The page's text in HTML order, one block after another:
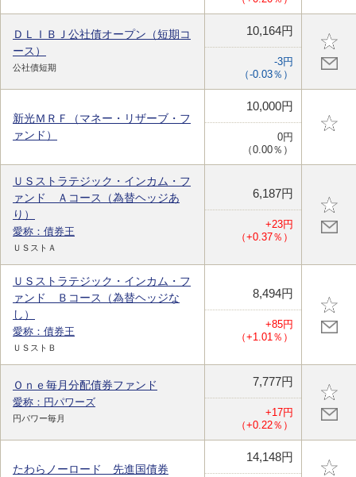
ＤＬＩＢＪ公社債オープン（短期コ
ース）
公社債短期
10,164円
-3円
（-0.03％）
新光ＭＲＦ（マネー・リザーブ・フ
ァンド）
10,000円
0円
（0.00％）
ＵＳストラテジック・インカム・フ
ァンド Ａコース（為替ヘッジあ
り）
愛称：債券王
ＵＳストＡ
6,187円
+23円
（+0.37％）
ＵＳストラテジック・インカム・フ
ァンド Ｂコース（為替ヘッジな
し）
愛称：債券王
ＵＳストＢ
8,494円
+85円
（+1.01％）
Ｏｎｅ毎月分配債券ファンド
愛称：円パワーズ
円パワー毎月
7,777円
+17円
（+0.22％）
たわらノーロード 先進国債券
14,148円